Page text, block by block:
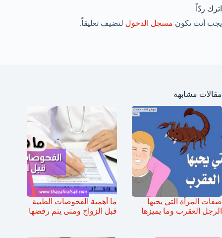
اترك ردّاً
يجب أنت تكون مسجل الدخول لتضيف تعليقاً.
مقالات مشابهة
صفات المرأة التي يحبها
الرجل العقرب وما يميزها
ما أهمية الفحوصات الطبية
قبل الزواج ومتى يتم رفضها